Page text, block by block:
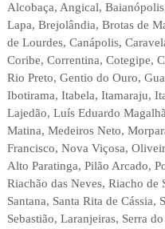
Alcobaça, Angical,
Lapa, Brejolândia, Brotas de
de Lourdes, Canápolis,
Coribe, Correntina, Cotegipe,
Rio Preto, Gentio do Ouro,
Ibotirama, Itabela, Itamaraju,
Lajedão, Luís Eduardo
Matina, Medeiros Neto,
Francisco, Nova Viçosa,
Alto Paratinga, Pilão Arcado,
Riachão das Neves, Riacho de
Santana, Santa Rita de
Sebastião, Laranjeiras, Serra